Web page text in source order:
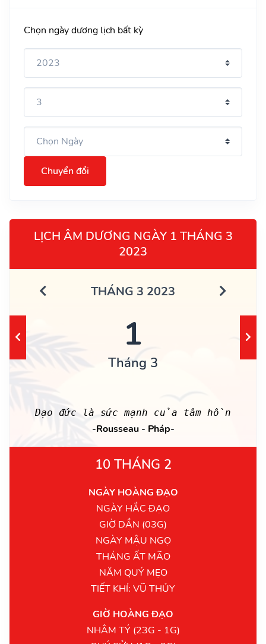
Chọn ngày dương lịch bất kỳ
Chuyển đổi
LỊCH ÂM DƯƠNG NGÀY 1 THÁNG 3
2023
THÁNG 3 2023
1
Tháng 3
Đạo đức là sức mạnh của tâm hồn
-Rousseau - Pháp-
10 THÁNG 2
NGÀY HOÀNG ĐẠO
NGÀY HẮC ĐẠO
GIỜ DẦN (03G)
NGÀY MẬU NGỌ
THÁNG ẤT MÃO
NĂM QUÝ MẸO
TIẾT KHÍ: VŨ THỦY
GIỜ HOÀNG ĐẠO
NHÂM TÝ (23G - 1G)